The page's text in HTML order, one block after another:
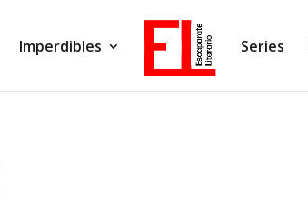
Imperdibles Series